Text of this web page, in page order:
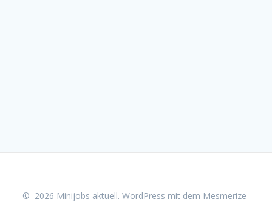
© 2026 Minijobs aktuell. WordPress mit dem Mesmerize-